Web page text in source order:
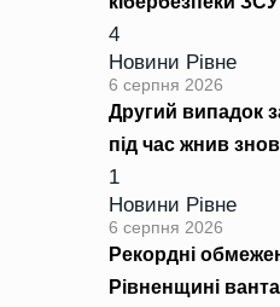
4
Новини Рівне
6 серпня 2026
Другий випадок
під час жнив
1
Новини Рівне
6 серпня 2026
Рекордні
Рівненщині